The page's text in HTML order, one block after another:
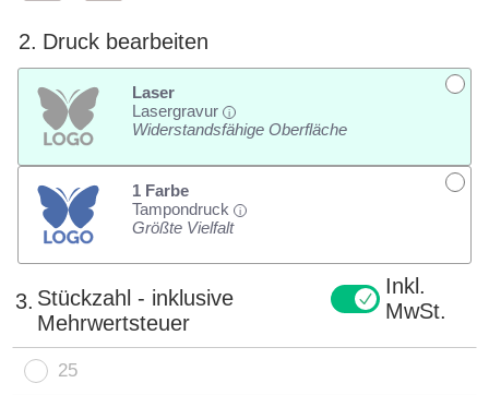
2. Druck bearbeiten
Laser
Lasergravur
i
Widerstandsfähige Oberfläche
1 Farbe
Tampondruck
i
Größte Vielfalt
3. Stückzahl - inklusive
Mehrwertsteuer
Inkl.
MwSt.
25